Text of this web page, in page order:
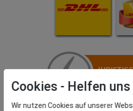
Cookies
Wir nutzen Cookies auf unserer